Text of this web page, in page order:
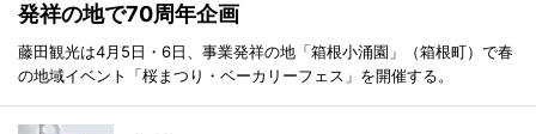
発祥の地で70周年企画
藤田観光は4月5日・6日、事業発祥の地「箱根小涌園」（箱根町）で春
の地域イベント「桜まつり・ベーカリーフェス」を開催する。